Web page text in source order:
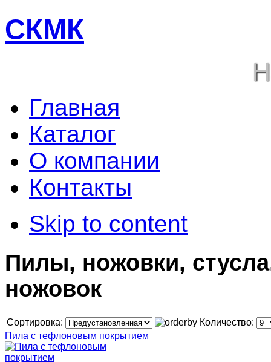
СКМК
Главная
Каталог
О компании
Контакты
Skip to content
Пилы, ножовки,
ножовок
Сортировка:
Количество:
Пила с тефлоновым покрытием